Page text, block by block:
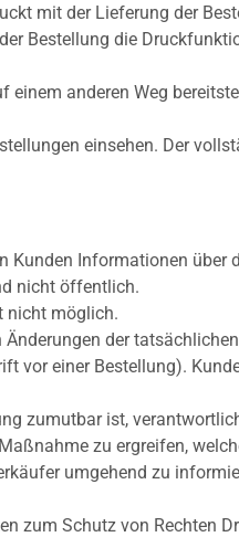
mit der Lieferung der
Bestellung die
anderen Weg
einsehen. Der
Informationen über
nicht öffentlich.
nicht möglich.
der
vor einer Bestellung).
zumutbar ist,
zu ergreifen,
umgehend zu
zum Schutz von Rechten